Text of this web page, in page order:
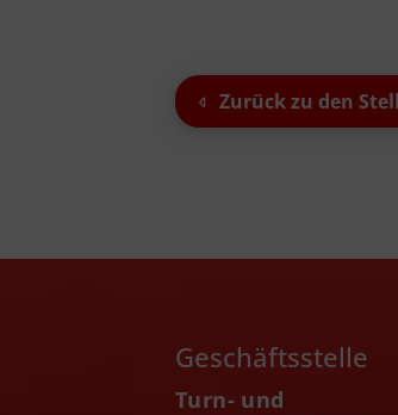
Zurück zu den
Geschäftsstelle
Turn- und